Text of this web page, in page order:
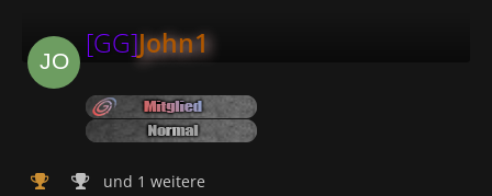
[GG]John1
und 1 weitere